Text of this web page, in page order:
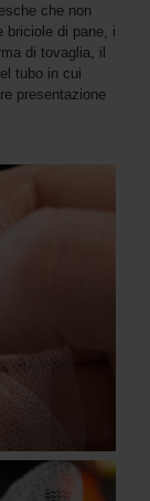
che non
briciole di pane, i
di tovaglia, il
tubo in cui
presentazione